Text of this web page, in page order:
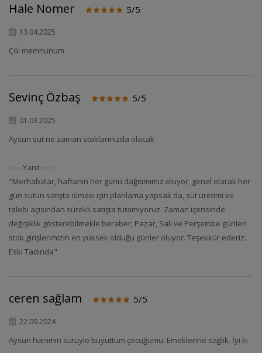
Hale Nomer 5/5
13.04.2025
Çöl memnunum
Sevinç Özbaş 5/5
01.03.2025
Aysun süt ne zaman stoklarınızda olacak
------Yanıt------
"Merhabalar, haftanın her günü dağıtımımız oluyor, genel olarak her
gün sütün satışta olması için planlama yapsak da, süt üretimi ve
talebi açısından sürekli satışta tutamıyoruz. Zaman içerisinde
değişiklik gösterebilmekle beraber, Pazar, Salı ve Perşembe günleri
stok girişlerimizin en yüksek olduğu günler oluyor. Teşekkür ederiz.
Eski Tadında"
ceren sağlam 5/5
22.09.2024
Aysun hanımın sütüyle büyüttüm çocuğumu. Emeklerine sağlık. İyi ki